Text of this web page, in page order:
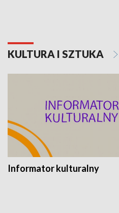
KULTURA I SZTUKA
Informator kulturalny